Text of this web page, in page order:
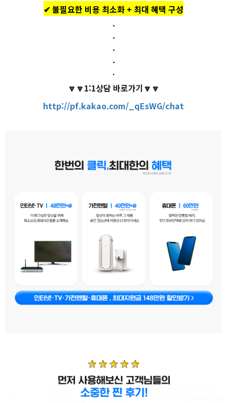
✔ 불필요한 비용 최소화 + 최대 혜택 구성
.
.
.
.
.
🔽🔽1:1상담 바로가기🔽🔽
http://pf.kakao.com/_qEsWG/chat